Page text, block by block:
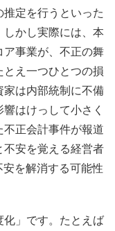
定を行うといった
かし実際には、本
ア事業が、不正の舞
え一つひとつの損
家は内部統制に不備
はけっして小さく
正会計事件が報道
不安を覚える経営者
を解消する可能性
化」です。たとえば